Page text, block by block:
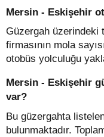
Mersin - Eskişehir
Güzergah üzerindeki
firmasının mola
otobüs yolculuğu
Mersin - Eskişehir
var?
Bu güzergahta
bulunmaktadır.